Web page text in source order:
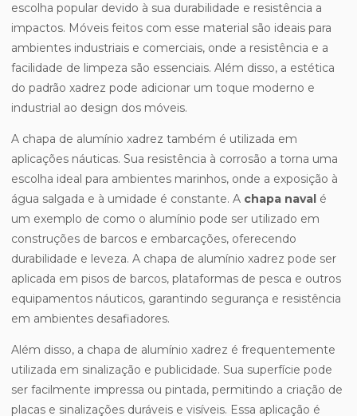
escolha popular devido à sua durabilidade e resistência a
impactos. Móveis feitos com esse material são ideais para
ambientes industriais e comerciais, onde a resistência e a
facilidade de limpeza são essenciais. Além disso, a estética
do padrão xadrez pode adicionar um toque moderno e
industrial ao design dos móveis.
A chapa de alumínio xadrez também é utilizada em
aplicações náuticas. Sua resistência à corrosão a torna uma
escolha ideal para ambientes marinhos, onde a exposição à
água salgada e à umidade é constante. A chapa naval é
um exemplo de como o alumínio pode ser utilizado em
construções de barcos e embarcações, oferecendo
durabilidade e leveza. A chapa de alumínio xadrez pode ser
aplicada em pisos de barcos, plataformas de pesca e outros
equipamentos náuticos, garantindo segurança e resistência
em ambientes desafiadores.
Além disso, a chapa de alumínio xadrez é frequentemente
utilizada em sinalização e publicidade. Sua superfície pode
ser facilmente impressa ou pintada, permitindo a criação de
placas e sinalizações duráveis e visíveis. Essa aplicação é